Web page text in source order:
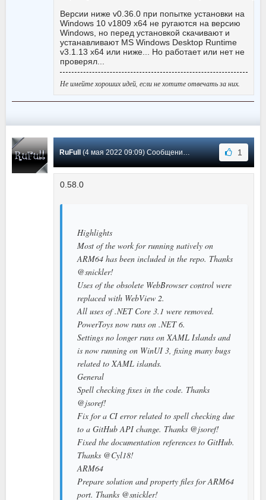
Версии ниже v0.36.0 при попытке установки на
Windows 10 v1809 x64 не ругаются на версию
Windows, но перед установкой скачивают и
устанавливают MS Windows Desktop Runtime
v3.1.13 x64 или ниже... Но работает или нет не
проверял...
Не имейте хороших идей, если не хотите отвечать за них.
RuFull(4 мая 2022 09:09) Сообщение #22 1
0.58.0
Highlights
Most of the work for running natively on
ARM64 has been included in the repo. Thanks
@snickler!
Uses of the obsolete WebBrowser control were
replaced with WebView 2.
All uses of .NET Core 3.1 were removed.
PowerToys now runs on .NET 6.
Settings no longer runs on XAML Islands and
is now running on WinUI 3, fixing many bugs
related to XAML islands.
General
Spell checking fixes in the code. Thanks
@jsoref!
Fix for a CI error related to spell checking due
to a GitHub API change. Thanks @jsoref!
Fixed the documentation references to GitHub.
Thanks @Cyl18!
ARM64
Prepare solution and property files for ARM64
port. Thanks @snickler!